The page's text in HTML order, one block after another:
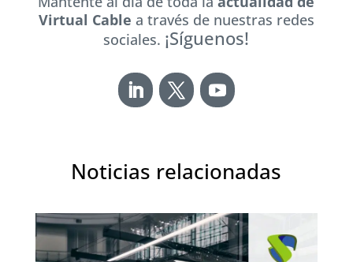
Virtual Cable a través de nuestras redes
sociales. ¡Síguenos!
Noticias relacionadas